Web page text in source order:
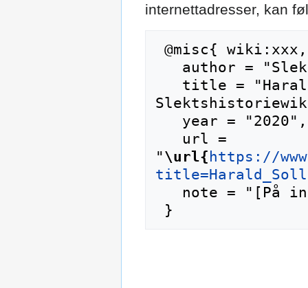
internettadresser, kan
"\url{ https://